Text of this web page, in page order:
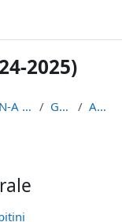
2025)
CN-A ( 24-25) General Annunci